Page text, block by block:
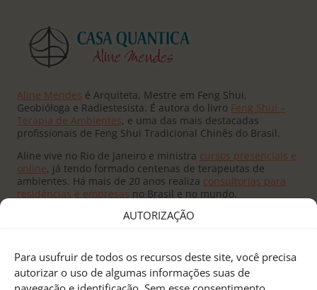
AUTORIZAÇÃO
Para usufruir de todos os recursos deste site, você precisa
autorizar o uso de algumas informações suas de
Aline Mendes é Arquiteta, Mestre em Feng Shui,
Geobióloga e Radiestesista. É autora do livro Feng Shui –
Terapia de Ambientes, e uma das mais destacadas
profissionais de Feng Shui Tradicional Chinês do Brasil.
Aline vive no Rio de Janeiro e ministra cursos presenciais e
online, já tendo formado centenas de terapeutas de
ambientes. Há mais de 20 anos realiza consultorias para
residências e empresas no Brasil e no mundo.